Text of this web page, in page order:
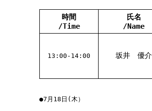
時間
/Time
氏名
/Name
13:00-14:00 坂井 優介
●7月18日(木）